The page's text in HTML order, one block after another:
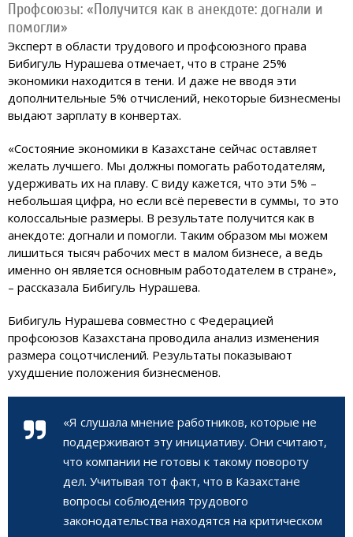
Профсоюзы: «Получится как в анекдоте: догнали и
помогли»
Эксперт в области трудового и профсоюзного права
Бибигуль Нурашева отмечает, что в стране 25%
экономики находится в тени. И даже не вводя эти
дополнительные 5% отчислений, некоторые бизнесмены
выдают зарплату в конвертах.
«Состояние экономики в Казахстане сейчас оставляет
желать лучшего. Мы должны помогать работодателям,
удерживать их на плаву. С виду кажется, что эти 5% –
небольшая цифра, но если всё перевести в суммы, то это
колоссальные размеры. В результате получится как в
анекдоте: догнали и помогли. Таким образом мы можем
лишиться тысяч рабочих мест в малом бизнесе, а ведь
именно он является основным работодателем в стране»,
– рассказала Бибигуль Нурашева.
Бибигуль Нурашева совместно с Федерацией
профсоюзов Казахстана проводила анализ изменения
размера соцотчислений. Результаты показывают
ухудшение положения бизнесменов.
«Я слушала мнение работников, которые не
поддерживают эту инициативу. Они считают,
что компании не готовы к такому повороту
дел. Учитывая тот факт, что в Казахстане
вопросы соблюдения трудового
законодательства находятся на критическом